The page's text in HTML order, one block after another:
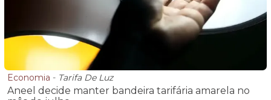
Economia - Tarifa De Luz
Aneel decide manter bandeira tarifária amarela no